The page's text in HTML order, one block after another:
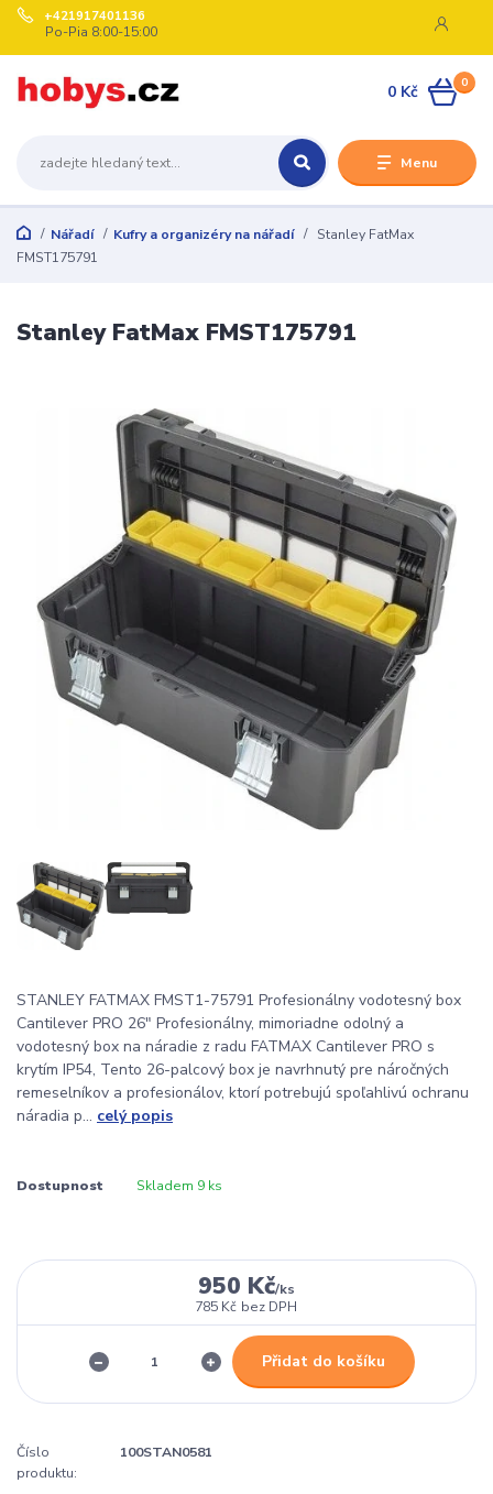
Menu
+421917401136
Po-Pia 8:00-15:00
0
0 Kč
Nářadí Kufry a organizéry na nářadí
Stanley FatMax
FMST175791
Stanley FatMax FMST175791
STANLEY FATMAX FMST1-75791 Profesionálny vodotesný box
Cantilever PRO 26" Profesionálny, mimoriadne odolný a
vodotesný box na náradie z radu FATMAX Cantilever PRO s
krytím IP54, Tento 26-palcový box je navrhnutý pre náročných
remeselníkov a profesionálov, ktorí potrebujú spoľahlivú ochranu
náradia p... celý popis
Dostupnost Skladem 9 ks
950 Kč/ks
785 Kč bez DPH
Přidat do košíku
Číslo
produktu:
100STAN0581